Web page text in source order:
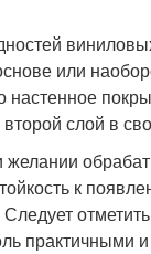
или
слой в
желании
к
практичными